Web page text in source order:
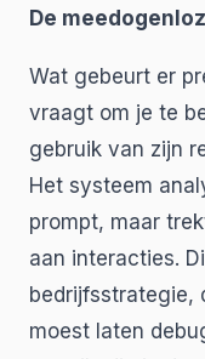
De
Wat gebeurt er
vraagt om je te
gebruik van zijn
Het systeem
prompt, maar
aan interacties.
bedrijfsstrategie,
moest laten